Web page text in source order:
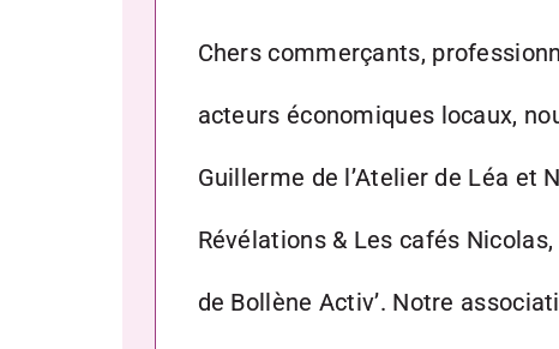
Chers commerçants,
acteurs économiques locaux,
Guillerme de l’Atelier de Léa et
Révélations & Les cafés
de Bollène Activ’. Notre